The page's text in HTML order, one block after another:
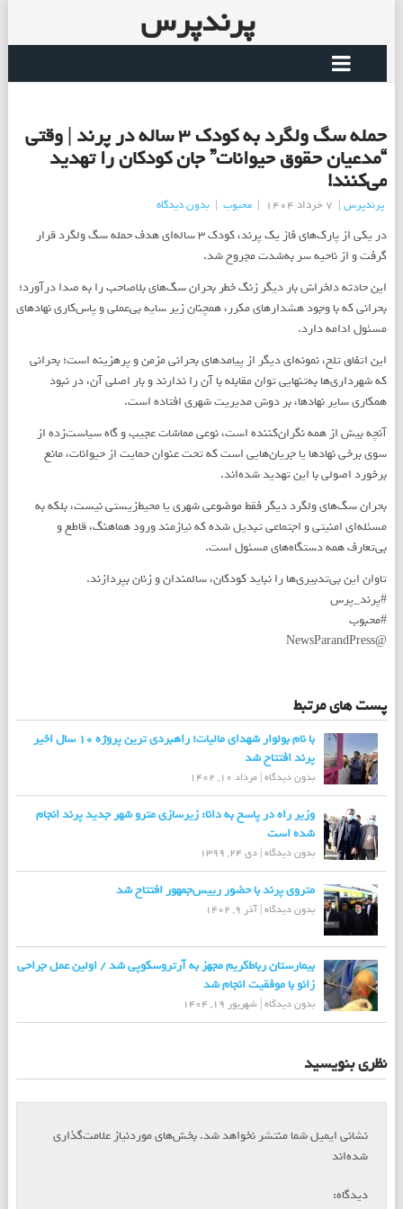
پرندپرس
حمله سگ ولگرد به کودک ۳ ساله در پرند | وقتی
“مدعیان حقوق حیوانات” جان کودکان را تهدید
می‌کنند!
پرندپرس| 7 خرداد 1404 | محبوب | بدون دیدگاه
در یکی از پارک‌های فاز یک پرند، کودک 3 ساله‌ای هدف حمله سگ ولگرد قرار
گرفت و از ناحیه سر به‌شدت مجروح شد.
این حادثه دلخراش بار دیگر زنگ خطر بحران سگ‌های بلاصاحب را به صدا درآورد؛
بحرانی که با وجود هشدارهای مکرر، همچنان زیر سایه بی‌عملی و پاس‌کاری نهادهای
مسئول ادامه دارد.
این اتفاق تلخ، نمونه‌ای دیگر از پیامدهای بحرانی مزمن و پرهزینه است؛ بحرانی
که شهرداری‌ها به‌تنهایی توان مقابله با آن را ندارند و بار اصلی آن، در نبود
همکاری سایر نهادها، بر دوش مدیریت شهری افتاده است.
آنچه بیش از همه نگران‌کننده است، نوعی مماشات عجیب و گاه سیاست‌زده از
سوی برخی نهادها یا جریان‌هایی است که تحت عنوان حمایت از حیوانات، مانع
برخورد اصولی با این تهدید شده‌اند.
بحران سگ‌های ولگرد دیگر فقط موضوعی شهری یا محیط‌زیستی نیست، بلکه به
مسئله‌ای امنیتی و اجتماعی تبدیل شده که نیازمند ورود هماهنگ، قاطع و
بی‌تعارف همه دستگاه‌های مسئول است.
تاوان این بی‌تدبیری‌ها را نباید کودکان، سالمندان و زنان بپردازند.
#پرند_پرس
#محبوب
@NewsParandPress
پست های مرتبط
با نام بولوار شهدای مالیات؛ راهبردی ترین پروژه 10 سال اخیر
پرند افتتاح شد
بدون دیدگاه| مرداد 10, 1402
وزیر راه در پاسخ به دانا: زیرسازی مترو شهر جدید پرند انجام
شده است
بدون دیدگاه| دی 24, 1399
متروی پرند با حضور رییس‌جمهور افتتاح شد
بدون دیدگاه| آذر 9, 1402
بیمارستان رباط‌کریم مجهز به آرتروسکوپی شد / اولین عمل جراحی
زانو با موفقیت انجام شد
بدون دیدگاه| شهریور 19, 1404
نظری بنویسید
نشانی ایمیل شما منتشر نخواهد شد.بخش‌های موردنیاز علامت‌گذاری
شده‌اند
دیدگاه: